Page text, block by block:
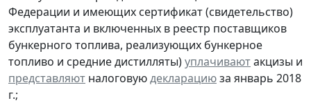
Федерации и имеющих сертификат (свидетельство)
эксплуатанта и включенных в реестр поставщиков
бункерного топлива, реализующих бункерное
топливо и средние дистилляты)уплачиваютакцизы и
представляют налоговуюдекларациюза январь 2018
г.;